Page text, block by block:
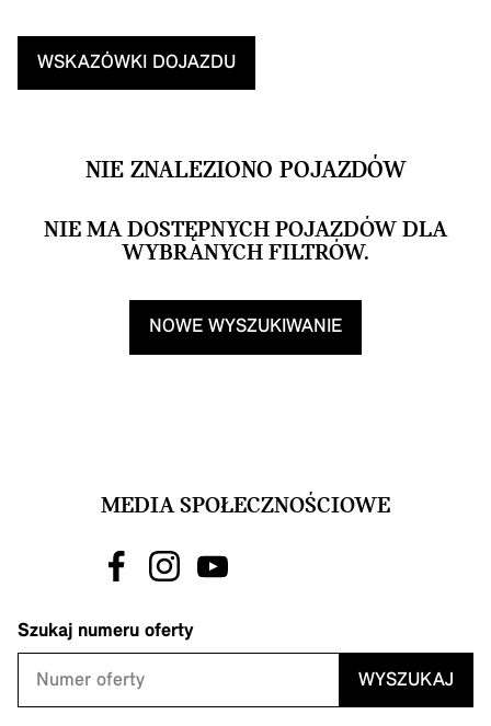
WSKAZÓWKI DOJAZDU
NIE ZNALEZIONO POJAZDÓW
NIE MA DOSTĘPNYCH POJAZDÓW DLA
WYBRANYCH FILTRÓW.
NOWE WYSZUKIWANIE
MEDIA SPOŁECZNOŚCIOWE
Szukaj numeru oferty
WYSZUKAJ